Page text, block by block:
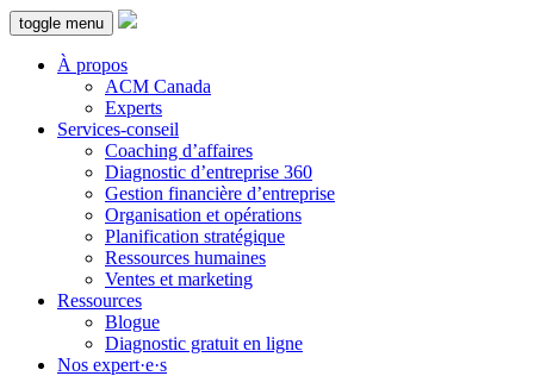
toggle menu
À propos
ACM Canada
Experts
Services-conseil
Coaching d’affaires
Diagnostic d’entreprise 360
Gestion financière d’entreprise
Organisation et opérations
Planification stratégique
Ressources humaines
Ventes et marketing
Ressources
Blogue
Diagnostic gratuit en ligne
Nos expert·e·s